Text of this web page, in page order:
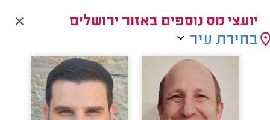
יועצי מס נוספים באזור ירושלים
בחירת עיר